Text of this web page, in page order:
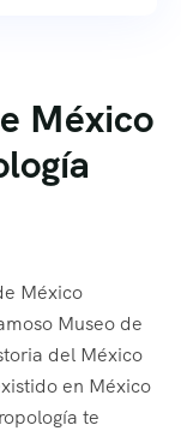
México
México
Museo de
del México
en México
te